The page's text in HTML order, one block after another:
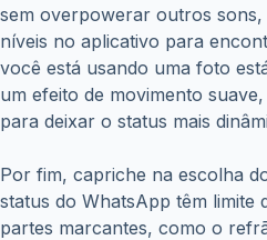
sem overpowerar outros sons,
níveis no aplicativo para
você está usando uma foto
um efeito de movimento
para deixar o status mais
Por fim, capriche na escolha
status do WhatsApp têm limite
partes marcantes, como o